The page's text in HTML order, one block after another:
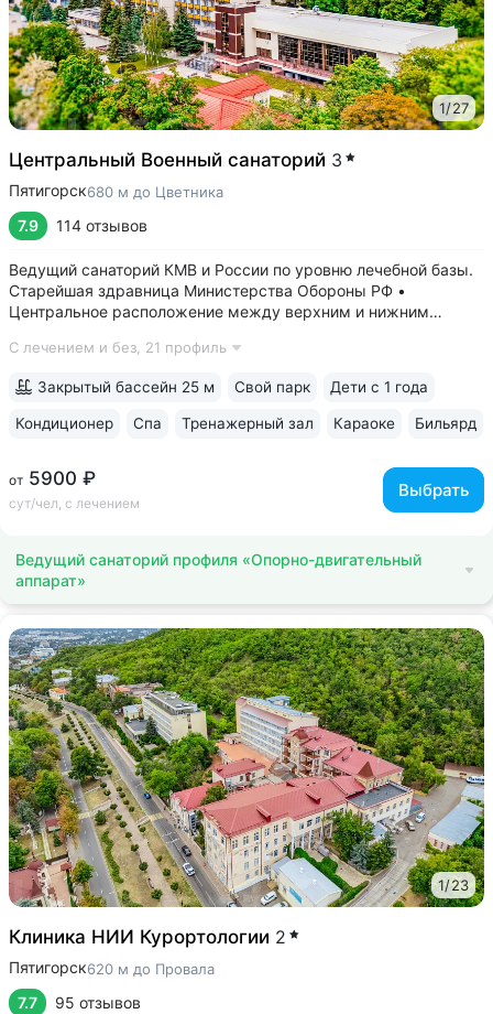
1/27
Центральный Военный санаторий 3
Пятигорск680 м до Цветника
7.9 114 отзывов
Ведущий санаторий КМВ и России по уровню лечебной базы.
Старейшая здравница Министерства Обороны РФ •
Центральное расположение между верхним и нижним
арфа, бульвар Гагарина, нижний — Дом-музей Лермонтова,
С лечением и без, 21 профиль
от 5900 ₽
сут/чел, с лечением
Выбрать
Закрытый бассейн 25 м Свой парк Дети с 1 года
Кондиционер Спа Тренажерный зал Караоке Бильярд
Ведущий санаторий профиля «Опорно-двигательный
аппарат»
1/23
Клиника НИИ Курортологии 2
Пятигорск620 м до Провала
7.7 95 отзывов